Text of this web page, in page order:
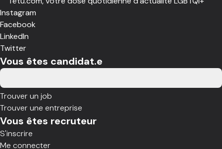
Instagram
Facebook
LinkedIn
Twitter
Vous êtes candidat.e
Trouver un job
Trouver une entreprise
Vous êtes recruteur
S'inscrire
Me connecter